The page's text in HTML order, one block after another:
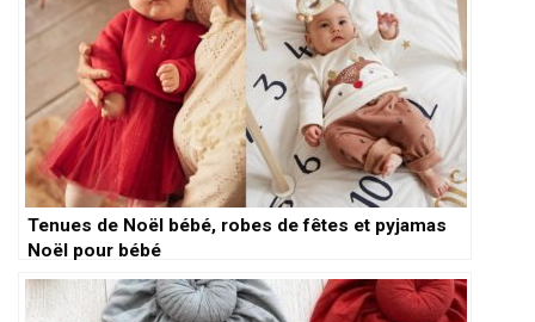
Tenues de Noël bébé, robes de fêtes et pyjamas
Noël pour bébé